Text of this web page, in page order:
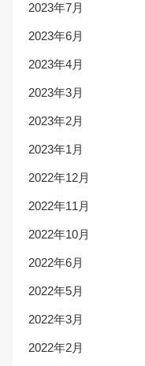
2023年7月
2023年6月
2023年4月
2023年3月
2023年2月
2023年1月
2022年12月
2022年11月
2022年10月
2022年6月
2022年5月
2022年3月
2022年2月